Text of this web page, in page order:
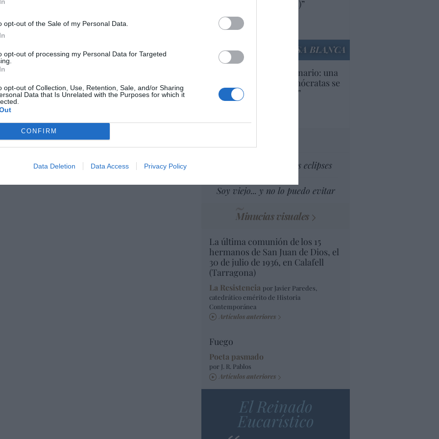
opt-out of the Sale of my Personal Data.
opt-out of processing my Personal Data for Targeted
opt-out of Collection, Use, Retention, Sale, and/or Sharing
Data that Is Unrelated with the Purposes for which it
CONFIRM
Data Deletion Data Access Privacy Policy
logro del ministro Puente: los usuarios de
velocidad caen un 15,5% hasta junio
en la muy ‘woke’ ciudad de
destrozan una imagen de la Virgen
08/26 11:46
americanas (y europeas)”
por Ana Sánchez Arjona
Artículos anteriores
LA CASA BLANCA
EEUU. Inquietante escenario: una
tercera parte de los demócratas se
define como “socialista”
Dios es el señor de los eclipses
Soy viejo... y no lo puedo evitar
Minucias visuales
La última comunión de los 15
hermanos de San Juan de Dios, el
30 de julio de 1936, en Calafell
(Tarragona)
La Resistencia por Javier Paredes,
catedrático emérito de Historia
Contemporánea
Artículos anteriores
Fuego
Poeta pasmado
por J. R. Pablos
Artículos anteriores
El Reinado
Eucarístico